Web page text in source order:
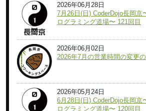
2026年06月28日
7月26日(日) CoderDojo長岡京
ログラミング道場〜 121回目
2026年06月02日
2026年7月の営業時間の変更
2026年05月24日
6月28日(日) CoderDojo長岡京
ログラミング道場〜 120回目